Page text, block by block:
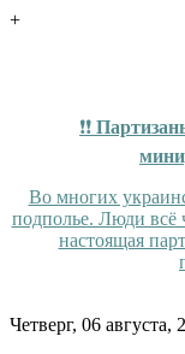
+
❗❗
Во многих
подполье. Люди всё
настоящая
Skip
Четверг, 06 августа,